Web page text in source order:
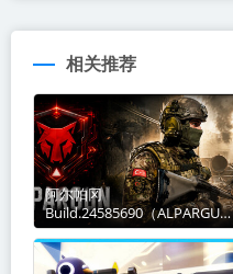
相关推荐
阿尔帕冈
Build.24585690（ALPARGUN
）免安装中文版